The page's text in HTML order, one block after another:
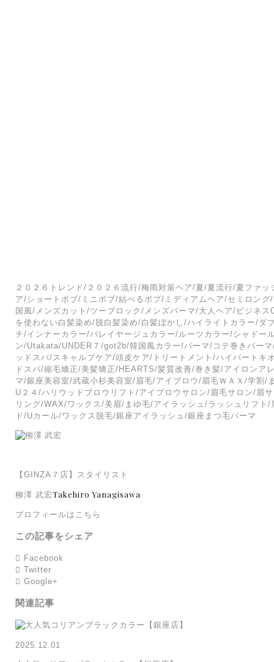
２０２６トレンド/２０２６流行/梅雨対策ヘア/夏/夏流行/夏ファ
ア/ショートボブ/ミニボブ/結べるボブ/ミディアムヘア/セミロン
国風/メンズカット/ツーブロック/メンズパーマ/大人ヘア/ビジネ
を使わない白髪染め/脱白髪染め/白髪ぼかし/ハイライトカラー/ダ
チ/インナーカラー/バレイヤージュカラー/ルーツカラー/シャドー
ン/Utakata/UNDER７/got2b/韓国風カラー/パーマ/コテ巻きパー
ッドスパ/スキャルプケア/頭皮ケア/トリートメント/ハイパート
ドスパ/縮毛矯正/美髪矯正/HEARTS/髪質改善/巻き髪/アイロンア
マ/銀座美容室/武蔵小杉美容室/眉毛/アイブロウ/眉毛ＷＡＸ/学割/
U２４/ハリウッドブロウリフト/アイブロウサロン/眉毛サロン/眉
リング/WAX/ワックス/美眉/まゆ毛/アイラッシュ/ラッシュリフト
ド/Uカール/ワックス脱毛/銀座アイラッシュ/銀座まつ毛パーマ
【GINZA７店】スタイリスト
柳澤 武宏Takehiro Yanagisawa
プロフィールはこちら
この記事をシェア
Facebook
Twitter
Google+
関連記事
2025.12.01